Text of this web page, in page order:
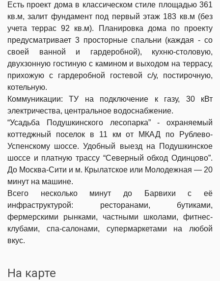
Есть проект дома в классическом стиле площадью 361
кв.м, залит фундамент под первый этаж 183 кв.м (без
учета террас 92 кв.м). Планировка дома по проекту
предусматривает 3 просторные спальни (каждая - со
своей ванной и гардеробной), кухню-столовую,
двухзонную гостиную с камином и выходом на террасу,
прихожую с гардеробной гостевой с/у, постирочную,
котельную.
Коммуникации: ТУ на подключение к газу, 30 кВт
электричества, центральное водоснабжение.
“Усадьба Подушкинского лесопарка” - охраняемый
коттеджный поселок в 11 км от МКАД по Рублево-
Успенскому шоссе. Удобный выезд на Подушкинское
шоссе и платную трассу “Северный обход Одинцово”.
До Москва-Сити и м. Крылатское или Молодежная — 20
минут на машине.
Всего несколько минут до Барвихи с её
инфраструктурой: ресторанами, бутиками,
фермерскими рынками, частными школами, фитнес-
клубами, спа-салонами, супермаркетами на любой
вкус.
На карте